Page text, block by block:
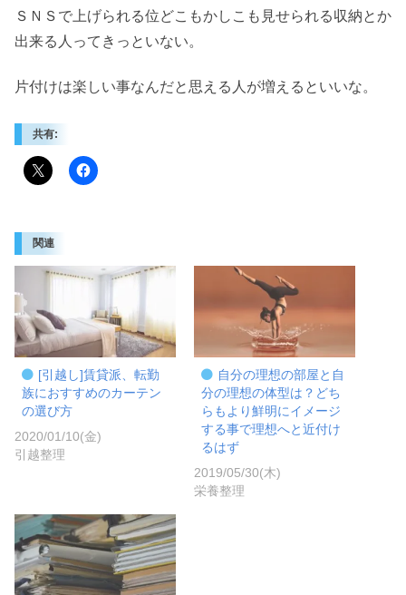
ＳＮＳで上げられる位どこもかしこも見せられる収納とか
出来る人ってきっといない。
片付けは楽しい事なんだと思える人が増えるといいな。
共有:
関連
[引越し]賃貸派、転勤
族におすすめのカーテン
の選び方
2020/01/10(金)
引越整理
自分の理想の部屋と自
分の理想の体型は？どち
らもより鮮明にイメージ
する事で理想へと近付け
るはず
2019/05/30(木)
栄養整理